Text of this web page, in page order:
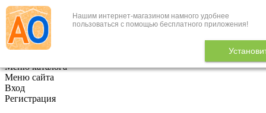
Нашим интернет-магазином намного удобнее
пользоваться с помощью бесплатного приложения!
+7 (495) 646-888-1
В корзине 0
Меню каталога
Меню сайта
Вход
Регистрация